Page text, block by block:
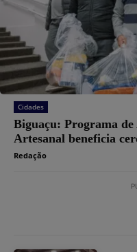
Cidades
Biguaçu: Programa
Artesanal beneficia
Redação